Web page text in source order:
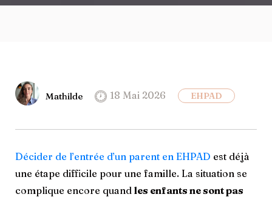
Mathilde 18 Mai 2026 EHPAD
Décider de l’entrée d’un parent en EHPAD est déjà
une étape difficile pour une famille. La situation se
complique encore quand les enfants ne sont pas